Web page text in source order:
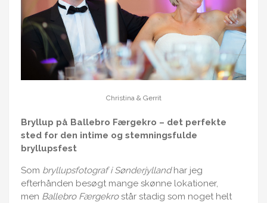
Christina & Gerrit
Bryllup på Ballebro Færgekro – det perfekte
sted for den intime og stemningsfulde
bryllupsfest
Som bryllupsfotograf i Sønderjyllandhar jeg
efterhånden besøgt mange skønne lokationer,
men Ballebro Færgekrostår stadig som noget helt